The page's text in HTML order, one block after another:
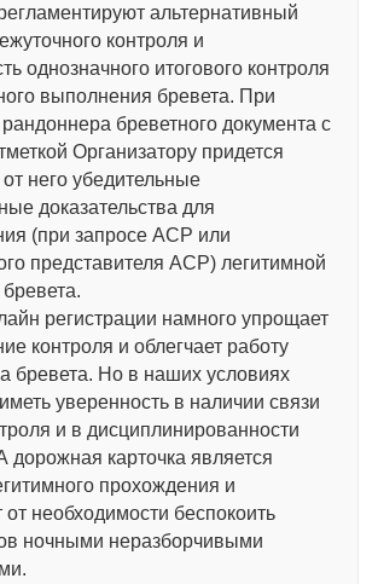
альтернативный
контроля и
однозначного итогового контроля
выполнения бревета. При
рандоннера бреветного документа с
Организатору придется
него убедительные
доказательства для
(при запросе АСР или
представителя АСР) легитимной
регистрации намного упрощает
контроля и облегчает работу
бревета. Но в наших условиях
уверенность в наличии связи
и в дисциплинированности
дорожная карточка является
прохождения и
необходимости беспокоить
ночными неразборчивыми